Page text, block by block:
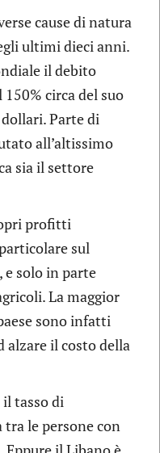
cause di natura
ultimi dieci anni.
il debito
circa del suo
Parte di
all’altissimo
sia il settore
profitti
sul
solo in parte
La maggior
sono infatti
alzare il costo della
tasso di
tra le persone con